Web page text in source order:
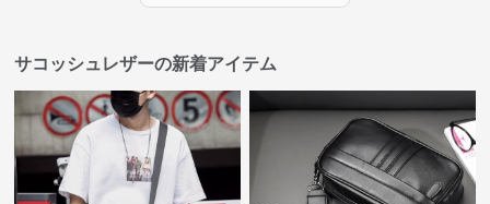
サコッシュレザーの新着アイテム